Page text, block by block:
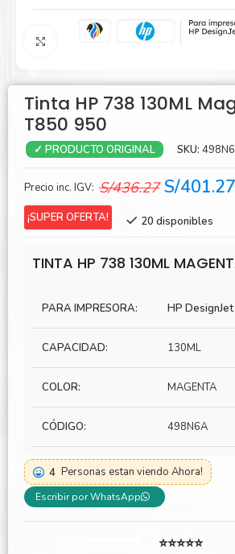
Agrandar
Tinta HP 738 130ML
T850 950
✓ PRODUCTO ORIGINAL SKU:
Precio inc. IGV: S/436.27 El
original
S/
S/401.27
¡SUPER OFERTA! 20 disponibles
TINTA HP 738 130ML
PARA IMPRESORA: HP
CAPACIDAD: 130ML
COLOR: MAGENTA
CÓDIGO: 498N6A
4 Personas estan viendo Ahora!
Escribir por WhatsApp
⭐⭐⭐⭐⭐